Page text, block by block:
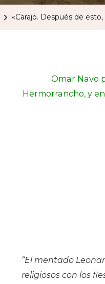
«Carajo. Después de
Omar Navo
Hermorrancho, y
“El mentado
religiosos con los